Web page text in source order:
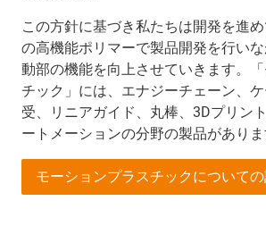
この方針に基づき私たちは開発を進
の高機能ポリマーで製品開発を行い
動部の機能を向上させていきます。
チック」には、エナジーチェーン、
受、リニアガイド、丸棒、3Dプリン
ートメーションの分野の製品がありま
モーションプラスチックについて